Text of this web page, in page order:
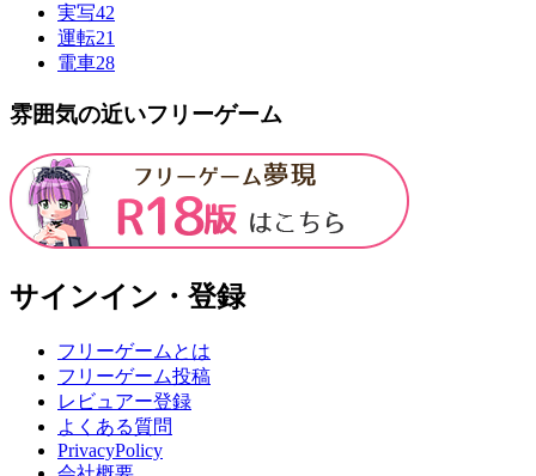
実写42
運転21
電車28
雰囲気の近いフリーゲーム
サインイン・登録
フリーゲームとは
フリーゲーム投稿
レビュアー登録
よくある質問
PrivacyPolicy